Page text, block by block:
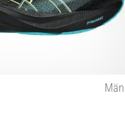
Män